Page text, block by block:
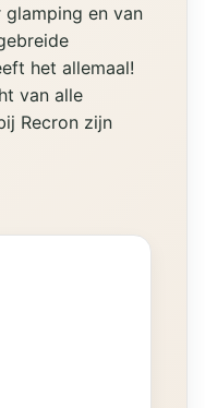
en van
het allemaal!
van alle
Recron zijn